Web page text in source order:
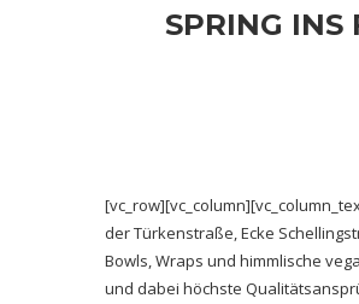
SPRING INS
der Türkenstraße, Ecke
Bowls, Wraps und himmlische
und dabei höchste